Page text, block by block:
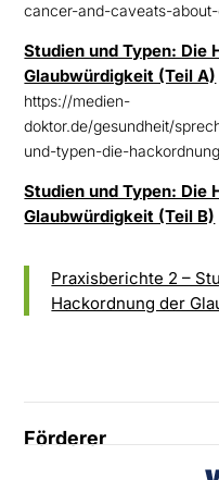
cancer-and-caveats-
Studien und Typen: Die
Glaubwürdigkeit (Teil A)
https://medien-
doktor.de/gesundheit/
und-typen-die-
Studien und Typen: Die
Glaubwürdigkeit (Teil B)
Praxisberichte 2 –
Hackordnung der
Förderer